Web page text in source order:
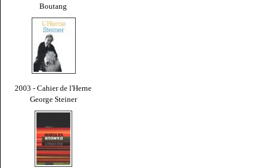
Boutang
2003 - Cahier de l'Herne
George Steiner